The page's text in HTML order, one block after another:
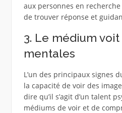
aux personnes en
de trouver réponse et
3. Le médium
mentales
L’un des principaux signes
la capacité de voir des
dire qu’il s’agit d’un talent
médiums de voir et de